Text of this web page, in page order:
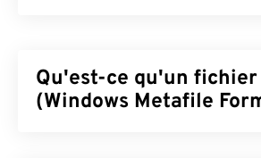
Qu'est-ce qu'un fichier
(Windows Metafile